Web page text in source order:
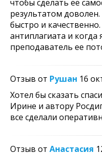
чтобы сделать ее
результатом
быстро и
антиплагиата и когда
преподаватель ее
Отзыв от Рушан 16
Хотел бы сказать
Ирине и автору
все сделали
Отзыв от Анастасия